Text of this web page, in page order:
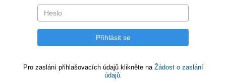
Pro zaslání přihlašovacích údajů klikněte na Žádost o zaslání
údajů.